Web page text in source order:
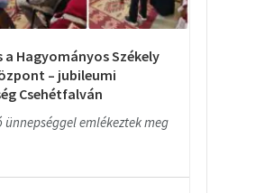
a Hagyományos Székely
– jubileumi
Csehétfalván
ünnepséggel emlékeztek meg